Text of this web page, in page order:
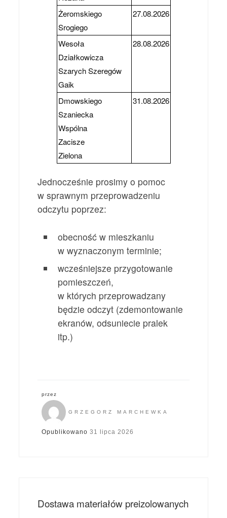
Żeromskiego
Srogiego
27.08.2026
Wesoła
Działkowicza
Szarych Szeregów
Gaik
28.08.2026
Dmowskiego
Szaniecka
Wspólna
Zacisze
Zielona
31.08.2026
Jednocześnie prosimy o pomoc
w sprawnym przeprowadzeniu
odczytu poprzez:
obecność w mieszkaniu
w wyznaczonym terminie;
wcześniejsze przygotowanie
pomieszczeń,
w których przeprowadzany
będzie odczyt (zdemontowanie
ekranów, odsuniecie pralek
itp.)
przez
GRZEGORZ MARCHEWKA
Opublikowano31 lipca 2026
Dostawa materiałów preizolowanych